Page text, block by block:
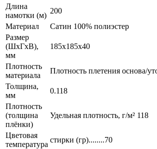
Длина
намотки (м)
200
Материал
Сатин 100% полиэстер
Размер
(ШxГxВ),
мм
185x185x40
Плотность
материала
Плотность плетения основа/
Толщина,
мм
0.118
Плотность
(толщина
плёнки)
Удельная плотность, г/м² 118
Цветовая
температура
стирки (гр)........70